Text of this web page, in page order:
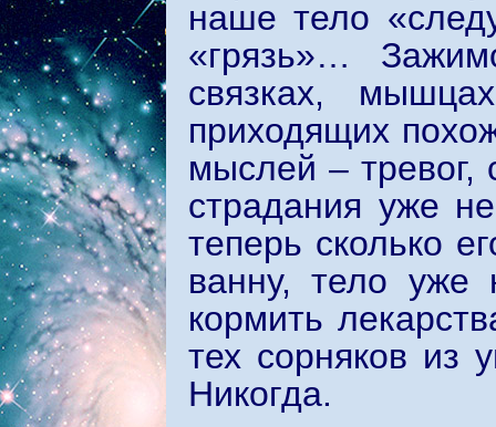
наше тело
«грязь»…
связках,
приходящих
мыслей – тревог,
страдания уже
теперь сколько
ванну, тело уже
кормить
тех сорняков из
Никогда.